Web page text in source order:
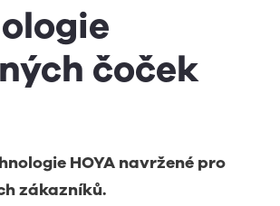
čoček
HOYA navržené pro
zákazníků.